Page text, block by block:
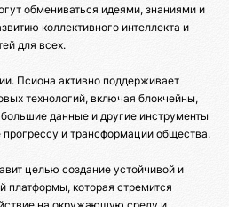
обмениваться идеями, знаниями и
коллективного интеллекта и
для всех.
Псиона активно поддерживает
технологий, включая блокчейны,
данные и другие инструменты
и трансформации общества.
целью создание устойчивой и
платформы, которая стремится